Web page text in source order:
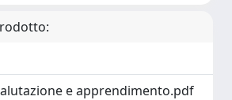
e apprendimento.pdf